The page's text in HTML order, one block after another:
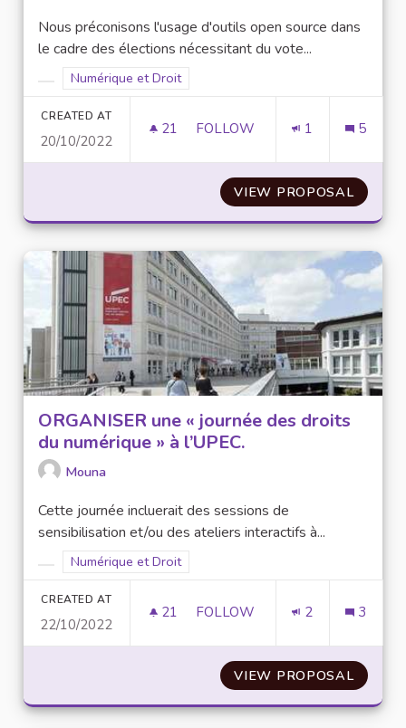
Nous préconisons l'usage d'outils open source dans
le cadre des élections nécessitant du vote...
Filter results for category:
Filter results for scope: Numérique et Droit
Numérique et Droit
CREATED AT
20/10/2022
21 21 FOLLOWERS
FOLLOW 1 5
VIEW PROPOSAL
ORGANISER une « journée des droits
du numérique » à l’UPEC.
Mouna
Cette journée incluerait des sessions de
sensibilisation et/ou des ateliers interactifs à...
Filter results for category:
Filter results for scope: Numérique et Droit
Numérique et Droit
CREATED AT
22/10/2022
21 21 FOLLOWERS
FOLLOW 2 3
VIEW PROPOSAL